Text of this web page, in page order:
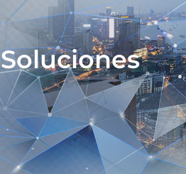
Soluciones